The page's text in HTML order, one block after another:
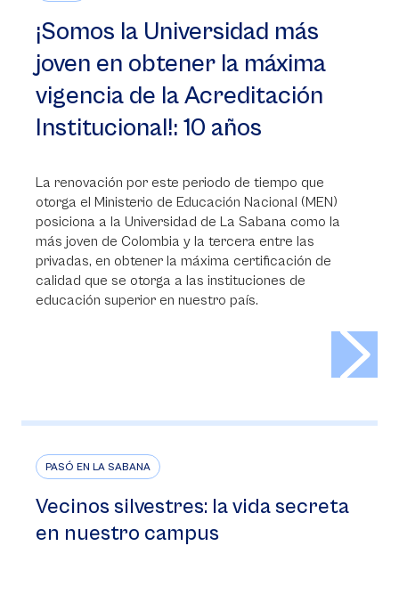
¡Somos la Universidad más
joven en obtener la máxima
vigencia de la Acreditación
Institucional!: 10 años
La renovación por este periodo de tiempo que
otorga el Ministerio de Educación Nacional (MEN)
posiciona a la Universidad de La Sabana como la
más joven de Colombia y la tercera entre las
privadas, en obtener la máxima certificación de
calidad que se otorga a las instituciones de
educación superior en nuestro país.
PASÓ EN LA SABANA
Vecinos silvestres: la vida secreta
en nuestro campus